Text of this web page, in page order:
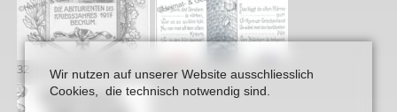
32 98
Wir nutzen auf unserer Website ausschliesslich
Cookies, die technisch notwendig sind.